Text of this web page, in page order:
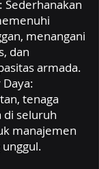
Sederhanakan
menangani
dan
armada.
tenaga
di seluruh
manajemen